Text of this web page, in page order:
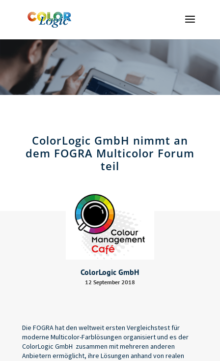
ColorLogic GmbH nimmt an
dem FOGRA Multicolor Forum
teil
ColorLogic GmbH
12 September 2018
Die FOGRA hat den weltweit ersten Vergleichstest für
moderne Multicolor-Farblösungen organisiert und es der
ColorLogic GmbH zusammen mit mehreren anderen
Anbietern ermöglicht, ihre Lösungen anhand von realen